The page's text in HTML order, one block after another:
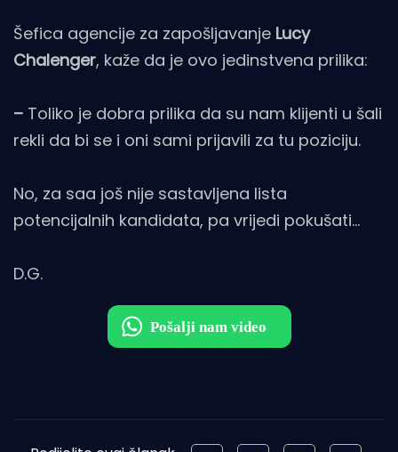
Šefica agencije za zapošljavanje Lucy
Chalenger, kaže da je ovo jedinstvena prilika:
– Toliko je dobra prilika da su nam klijenti u šali
rekli da bi se i oni sami prijavili za tu poziciju.
No, za saa još nije sastavljena lista
potencijalnih kandidata, pa vrijedi pokušati…
D.G.